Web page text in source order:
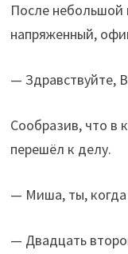
После небольшой
напряженный,
— Здравствуйте,
Сообразив, что в
перешёл к делу.
— Миша, ты, когда
— Двадцать